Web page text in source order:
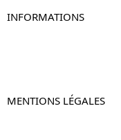
INFORMATIONS
MENTIONS LÉGALES